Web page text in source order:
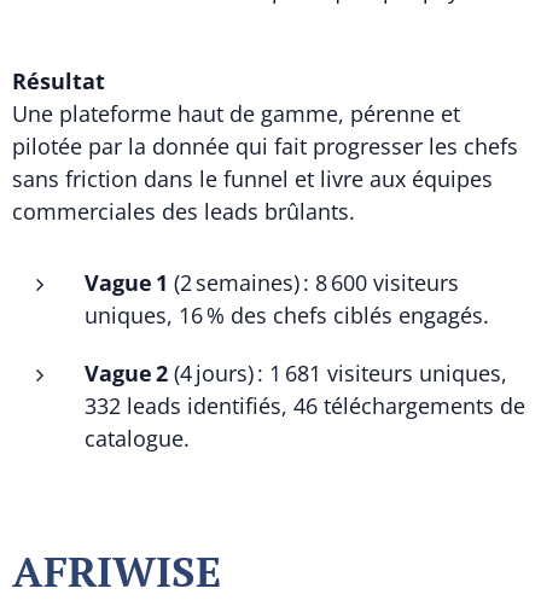
Résultat
Une plateforme haut de gamme, pérenne et
pilotée par la donnée qui fait progresser les chefs
sans friction dans le funnel et livre aux équipes
commerciales des leads brûlants.
Vague 1 (2 semaines) : 8 600 visiteurs
uniques, 16 % des chefs ciblés engagés.
Vague 2 (4 jours) : 1 681 visiteurs uniques,
332 leads identifiés, 46 téléchargements de
catalogue.
AFRIWISE